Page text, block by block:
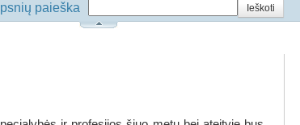
paieška